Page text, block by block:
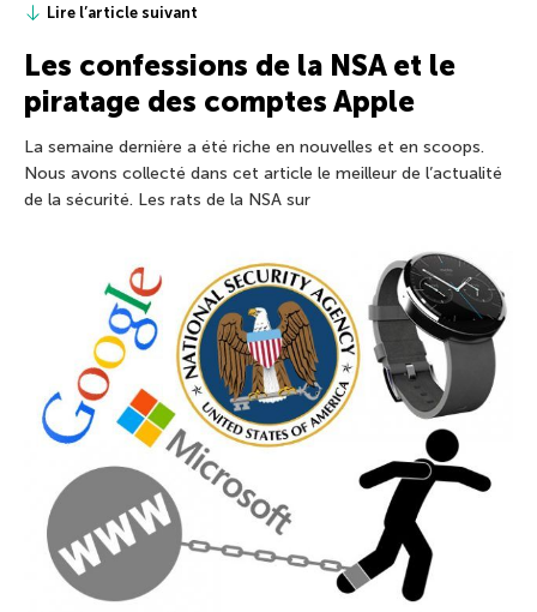
Lire l’article suivant
Les confessions de la NSA et le
piratage des comptes Apple
La semaine dernière a été riche en nouvelles et en scoops.
Nous avons collecté dans cet article le meilleur de l’actualité
de la sécurité. Les rats de la NSA sur